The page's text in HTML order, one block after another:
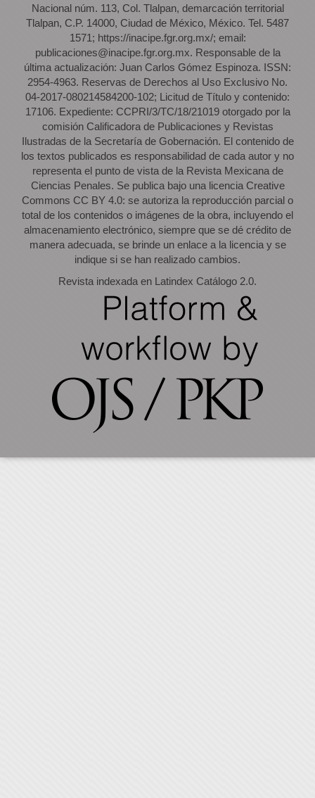
Nacional núm. 113, Col. Tlalpan, demarcación territorial
Tlalpan, C.P. 14000, Ciudad de México, México. Tel. 5487
1571; https://inacipe.fgr.org.mx/; email:
publicaciones@inacipe.fgr.org.mx. Responsable de la
última actualización: Juan Carlos Gómez Espinoza. ISSN:
2954-4963. Reservas de Derechos al Uso Exclusivo No.
04-2017-080214584200-102; Licitud de Título y contenido:
17106. Expediente: CCPRI/3/TC/18/21019 otorgado por la
comisión Calificadora de Publicaciones y Revistas
Ilustradas de la Secretaría de Gobernación. El contenido de
los textos publicados es responsabilidad de cada autor y no
representa el punto de vista de la Revista Mexicana de
Ciencias Penales. Se publica bajo una licencia Creative
Commons CC BY 4.0: se autoriza la reproducción parcial o
total de los contenidos o imágenes de la obra, incluyendo el
almacenamiento electrónico, siempre que se dé crédito de
manera adecuada, se brinde un enlace a la licencia y se
indique si se han realizado cambios.
Revista indexada en Latindex Catálogo 2.0.